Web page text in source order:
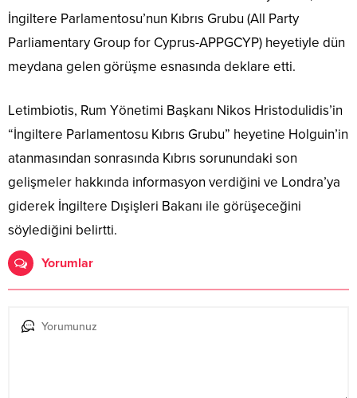
İngiltere Parlamentosu’nun Kıbrıs Grubu (All Party
Parliamentary Group for Cyprus-APPGCYP) heyetiyle dün
meydana gelen görüşme esnasında deklare etti.
Letimbiotis, Rum Yönetimi Başkanı Nikos Hristodulidis’in
“İngiltere Parlamentosu Kıbrıs Grubu” heyetine Holguin’in
atanmasından sonrasında Kıbrıs sorunundaki son
gelişmeler hakkında informasyon verdiğini ve Londra’ya
giderek İngiltere Dışişleri Bakanı ile görüşeceğini
söylediğini belirtti.
Yorumlar